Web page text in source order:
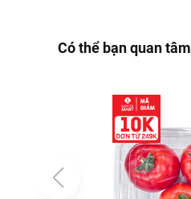
Có thể bạn quan tâm